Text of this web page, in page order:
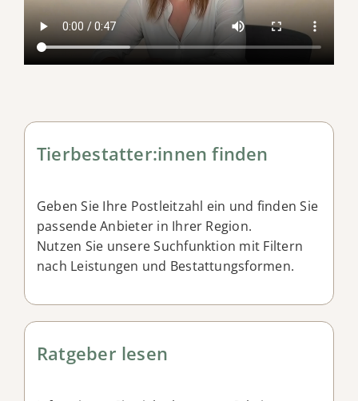
Tierbestatter:innen finden
Geben Sie Ihre Postleitzahl ein und finden Sie
passende Anbieter in Ihrer Region.
Nutzen Sie unsere Suchfunktion mit Filtern
nach Leistungen und Bestattungsformen.
Ratgeber lesen